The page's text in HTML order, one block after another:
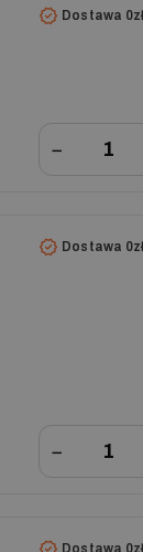
Dostawa 0zł
−
Dostawa 0zł
−